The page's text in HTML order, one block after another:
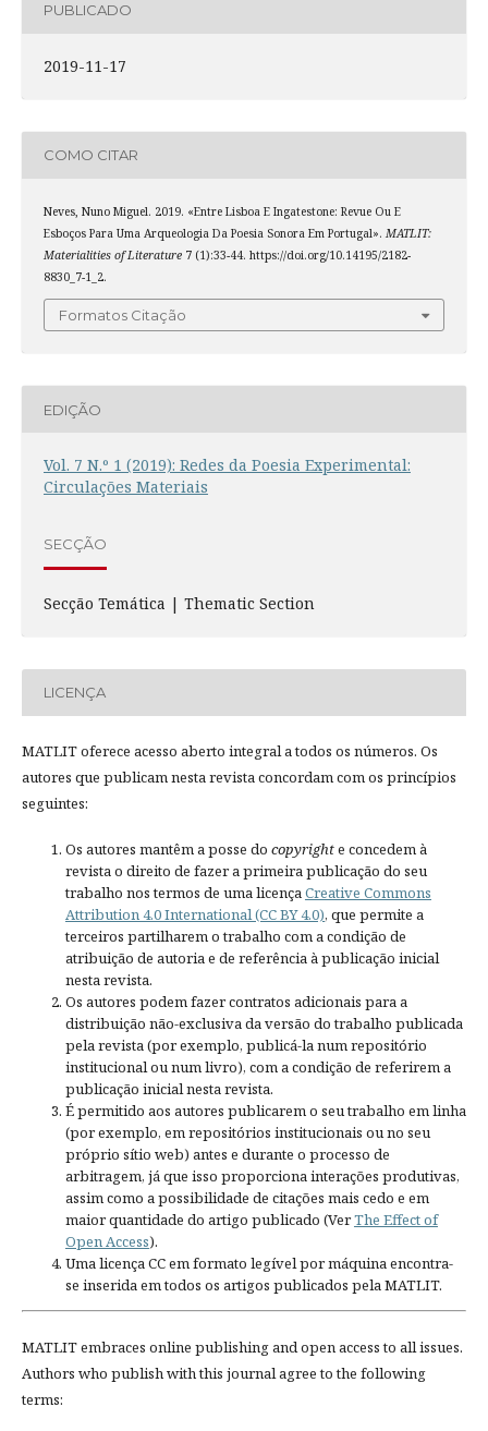
PUBLICADO
2019-11-17
COMO CITAR
Neves, Nuno Miguel. 2019. «Entre Lisboa E Ingatestone: Revue Ou E
Esboços Para Uma Arqueologia Da Poesia Sonora Em Portugal». MATLIT:
Materialities of Literature7 (1):33-44. https://doi.org/10.14195/2182-
8830_7-1_2.
Formatos Citação
EDIÇÃO
Vol. 7 N.º 1 (2019): Redes da Poesia Experimental:
Circulações Materiais
SECÇÃO
Secção Temática | Thematic Section
LICENÇA
MATLIT oferece acesso aberto integral a todos os números. Os
autores que publicam nesta revista concordam com os princípios
seguintes:
Os autores mantêm a posse do copyrighte concedem à
revista o direito de fazer a primeira publicação do seu
trabalho nos termos de uma licença Creative Commons
Attribution 4.0 International (CC BY 4.0), que permite a
terceiros partilharem o trabalho com a condição de
atribuição de autoria e de referência à publicação inicial
nesta revista.
Os autores podem fazer contratos adicionais para a
distribuição não-exclusiva da versão do trabalho publicada
pela revista (por exemplo, publicá-la num repositório
institucional ou num livro), com a condição de referirem a
publicação inicial nesta revista.
É permitido aos autores publicarem o seu trabalho em linha
(por exemplo, em repositórios institucionais ou no seu
próprio sítio web) antes e durante o processo de
arbitragem, já que isso proporciona interações produtivas,
assim como a possibilidade de citações mais cedo e em
maior quantidade do artigo publicado (VerThe Effect of
Open Access).
Uma licença CC em formato legível por máquina encontra-
se inserida em todos os artigos publicados pela MATLIT.
MATLIT embraces online publishing and open access to all issues.
Authors who publish with this journal agree to the following
terms: